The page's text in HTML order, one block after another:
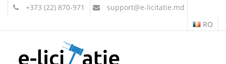
+373 (22) 870-971 support@e-licitatie.md
RO